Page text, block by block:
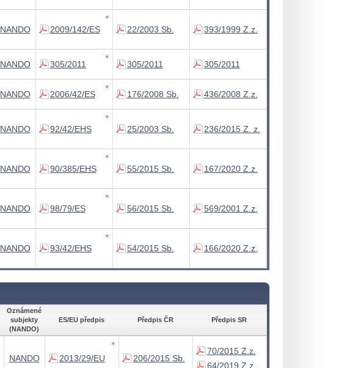
NANDO 2009/142/ES
∗
22/2003 Sb. 393/1999 Z.z.
NANDO 305/2011
∗
305/2011 305/2011
NANDO 2006/42/ES
∗
176/2008 Sb. 436/2008 Z.z.
NANDO 92/42/EHS
∗
25/2003 Sb. 236/2015 Z. z.
NANDO 90/385/EHS
∗
55/2015 Sb. 167/2020 Z.z.
NANDO 98/79/ES
∗
56/2015 Sb. 569/2001 Z.z.
NANDO 93/42/EHS
∗
54/2015 Sb. 166/2020 Z.z.
Oznámené
subjekty
(NANDO)
ES/EU předpis Předpis ČR Předpis SR
NANDO 2013/29/EU
∗
206/2015 Sb.
70/2015 Z.z.
64/2019 Z.z.